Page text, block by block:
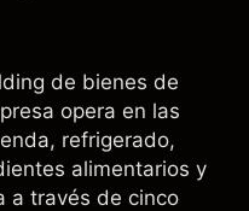
de bienes de
opera en las
refrigerado,
alimentarios y
a través de cinco